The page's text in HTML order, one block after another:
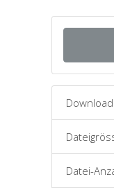
Download
Datei-